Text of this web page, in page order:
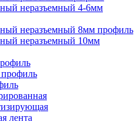
неразъемный 4-6мм
неразъемный 8мм профиль
неразъемный 10мм
лента